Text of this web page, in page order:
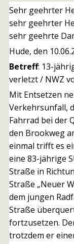
Sehr geehrter
sehr geehrter
sehr geehrte
Hude, den
Betreff: 13-
verletzt / NWZ
Mit Entsetzen
Verkehrsunfall,
Fahrrad bei der
den Brookweg
einmal trifft es
eine 83-jährige
Straße in
Straße „Neuer
dem jungen
Straße
fortzusetzen.
trotzdem er